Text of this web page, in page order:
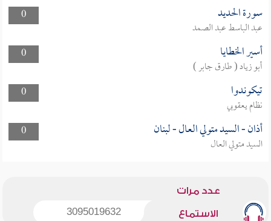
0
سورة الحديد
عبد الباسط عبد الصمد
0
أسير الخطايا
أبو زياد ( طارق جابر )
0
تيكوندوا
نظام يعقوبي
0
أذان - السيد متولي العال - لبنان
السيد متولي العال
عدد مرات
الاستماع 3095019632